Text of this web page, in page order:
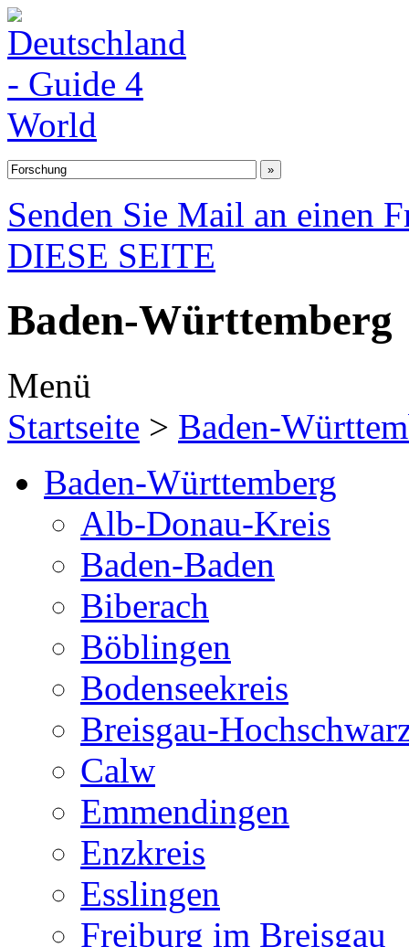
Senden Sie Mail an einen
DIESE SEITE
Baden-Württemberg
Menü
Startseite > Baden-
Baden-Württemberg
Alb-Donau-Kreis
Baden-Baden
Biberach
Böblingen
Bodenseekreis
Breisgau-
Calw
Emmendingen
Enzkreis
Esslingen
Freiburg im Breisgau